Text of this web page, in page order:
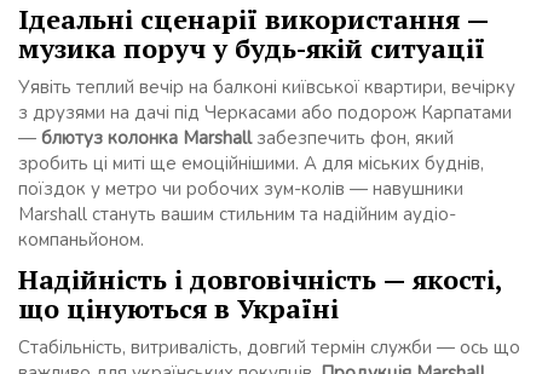
Ідеальні сценарії використання —
музика поруч у будь-якій ситуації
Уявіть теплий вечір на балконі київської квартири, вечірку
з друзями на дачі під Черкасами або подорож Карпатами
— блютуз колонка Marshallзабезпечить фон, який
зробить ці миті ще емоційнішими. А для міських буднів,
поїздок у метро чи робочих зум-колів — навушники
Marshall стануть вашим стильним та надійним аудіо-
компаньйоном.
Надійність і довговічність — якості,
що цінуються в Україні
Стабільність, витривалість, довгий термін служби — ось що